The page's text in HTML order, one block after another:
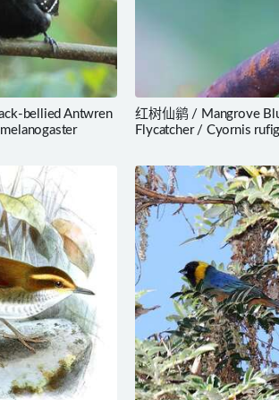
bellied Antwren
红树仙鹟 / Mangrove
Flycatcher / Cyornis